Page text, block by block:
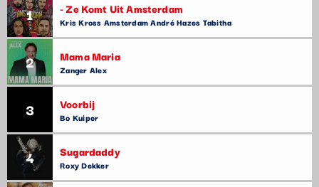
1 - Ze Komt Uit Amsterdam
Kris Kross Amsterdam André Hazes Tabitha
2 Mama Maria
Zanger Alex
3 Voorbij
Bo Kuiper
4 Sugardaddy
Roxy Dekker